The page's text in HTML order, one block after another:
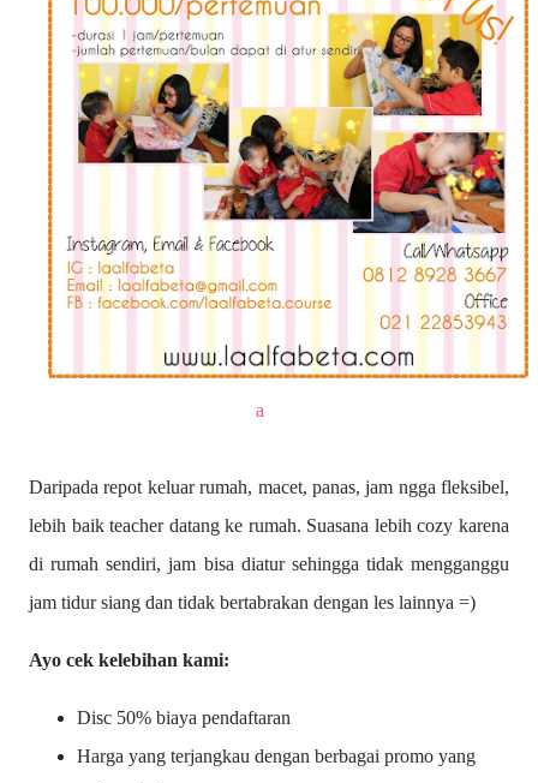
a
Daripada repot keluar rumah, macet, panas, jam ngga fleksibel,
lebih baik teacher datang ke rumah. Suasana lebih cozy karena
di rumah sendiri, jam bisa diatur sehingga tidak mengganggu
jam tidur siang dan tidak bertabrakan dengan les lainnya =)
Ayo cek kelebihan kami:
Disc 50% biaya pendaftaran
Harga yang terjangkau dengan berbagai promo yang